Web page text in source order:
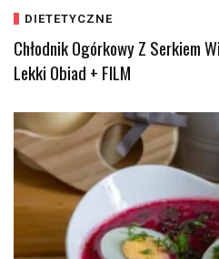
DIETETYCZNE
Chłodnik Ogórkowy Z Serkiem
Lekki Obiad + FILM